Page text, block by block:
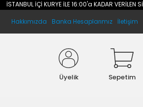
İSTANBUL İÇİ KURYE İLE 16:00'a KADAR VERİLEN
Hakkımızda Banka Hesaplarımız İletişim
Üyelik Sepetim